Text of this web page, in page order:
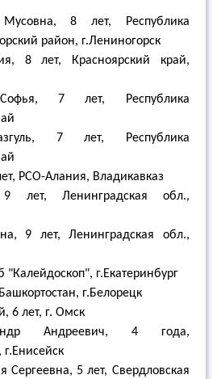
8 лет, Республика
район, г.Лениногорск
8 лет, Красноярский край,
Софья, 7 лет, Республика
7 лет, Республика
РСО-Алания, Владикавказ
лет, Ленинградская обл.,
9 лет, Ленинградская обл.,
"Калейдоскоп", г.Екатеринбург
г.Белорецк
6 лет, г. Омск
Андреевич, 4 года,
г.Енисейск
Сергеевна, 5 лет, Свердловская